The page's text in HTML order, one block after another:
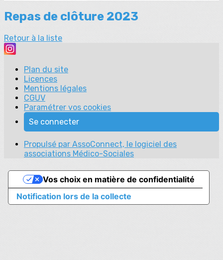
Repas de clôture 2023
Retour à la liste
Plan du site
Licences
Mentions légales
CGUV
Paramétrer vos cookies
Se connecter
Propulsé par AssoConnect, le logiciel des
associations Médico-Sociales
Notification lors de la collecte
Vos choix en matière de confidentialité